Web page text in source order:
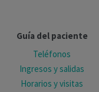
Guía del paciente
Teléfonos
Ingresos y salidas
Horarios y visitas